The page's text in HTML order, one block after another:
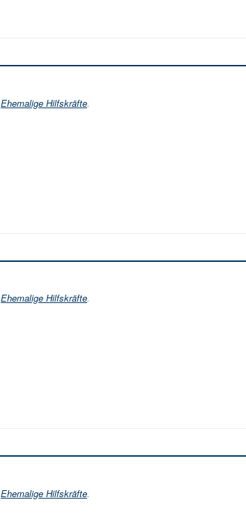
Ehemalige Hilfskräfte.
Ehemalige Hilfskräfte.
Ehemalige Hilfskräfte.